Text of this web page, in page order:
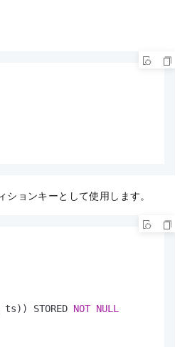
ョンキーとして使用します。
ts)) STORED NOT NULL